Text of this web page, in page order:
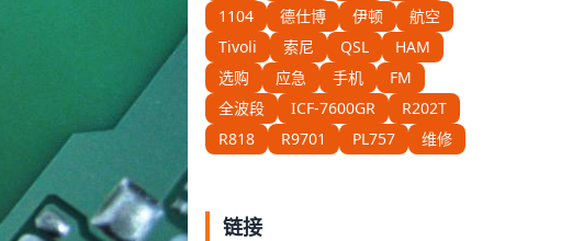
1104
德仕博 伊顿
航空
Tivoli
索尼 QSL
HAM
选购
应急 手机
FM
全波段
ICF-7600GR
R202T
R818
R9701 PL757 维修
链接